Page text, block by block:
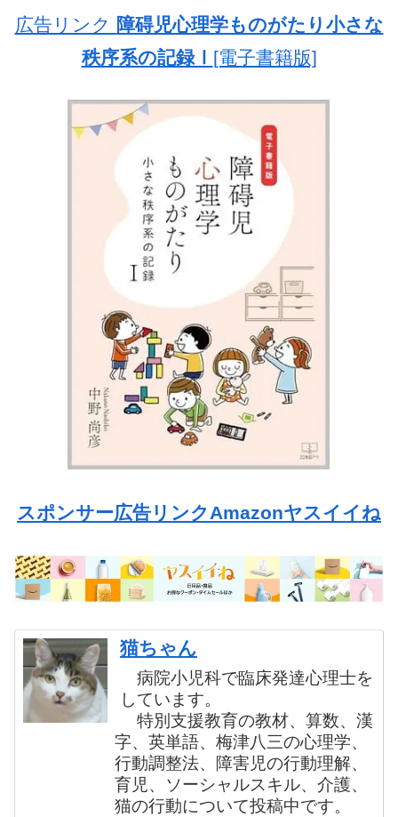
広告リンク 障碍児心理学ものがたり小さな
秩序系の記録Ⅰ [電子書籍版]
スポンサー広告リンクAmazonヤスイイね
猫ちゃん
病院小児科で臨床発達心理士を
しています。
特別支援教育の教材、算数、漢
字、英単語、梅津八三の心理学、
行動調整法、障害児の行動理解、
育児、ソーシャルスキル、介護、
猫の行動について投稿中です。